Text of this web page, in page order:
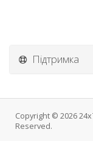
Підтримка
Copyright © 2026
Reserved.